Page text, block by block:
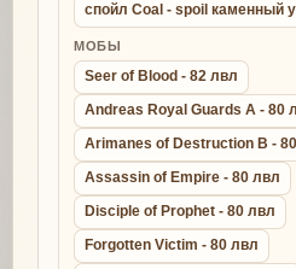
спойл Coal - spoil каменный
МОБЫ
Seer of Blood - 82 лвл
Andreas Royal Guards A - 80
Arimanes of Destruction B -
Assassin of Empire - 80 лвл
Disciple of Prophet - 80 лвл
Forgotten Victim - 80 лвл